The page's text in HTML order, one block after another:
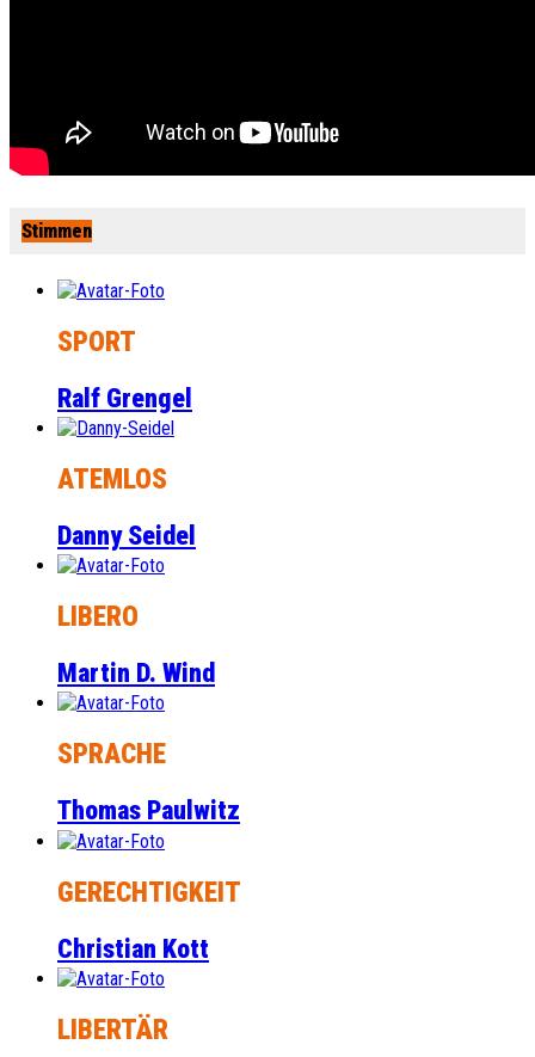
Stimmen
SPORT
Ralf Grengel
ATEMLOS
Danny Seidel
LIBERO
Martin D. Wind
SPRACHE
Thomas Paulwitz
GERECHTIGKEIT
Christian Kott
LIBERTÄR